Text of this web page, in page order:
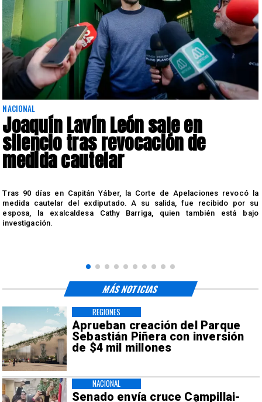
NACIONAL
Joaquín Lavín León sale en
silencio tras revocación de
medida cautelar
Tras 90 días en Capitán Yáber, la Corte de Apelaciones revocó la
medida cautelar del exdiputado. A su salida, fue recibido por su
esposa, la exalcaldesa Cathy Barriga, quien también está bajo
investigación.
Aprueban creación del Parque
Sebastián Piñera con inversión
de $4 mil millones
REGIONES
Senado envía cruce Campillai-
NACIONAL
MÁS NOTICIAS